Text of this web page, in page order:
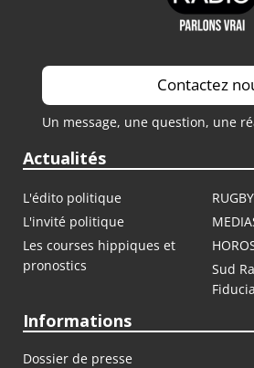
Contactez
Un message, une question, une
Actualités
L'édito politique
RUGBY
L'invité politique
Les courses hippiques et
pronostics
Sud
Informations
Dossier de presse